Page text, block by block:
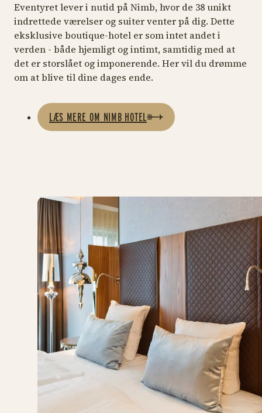
Eventyret lever i nutid på Nimb, hvor de 38 unikt
indrettede værelser og suiter venter på dig. Dette
eksklusive boutique-hotel er som intet andet i
verden - både hjemligt og intimt, samtidig med at
det er storslået og imponerende. Her vil du drømme
om at blive til dine dages ende.
LÆS MERE OM NIMB HOTEL